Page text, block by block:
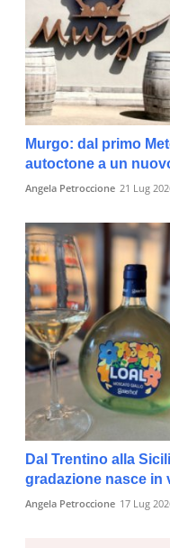
Murgo: dal primo
autoctone a un
Angela Petroccione 21 Lug
Dal Trentino alla
gradazione nasce in
Angela Petroccione 17 Lug